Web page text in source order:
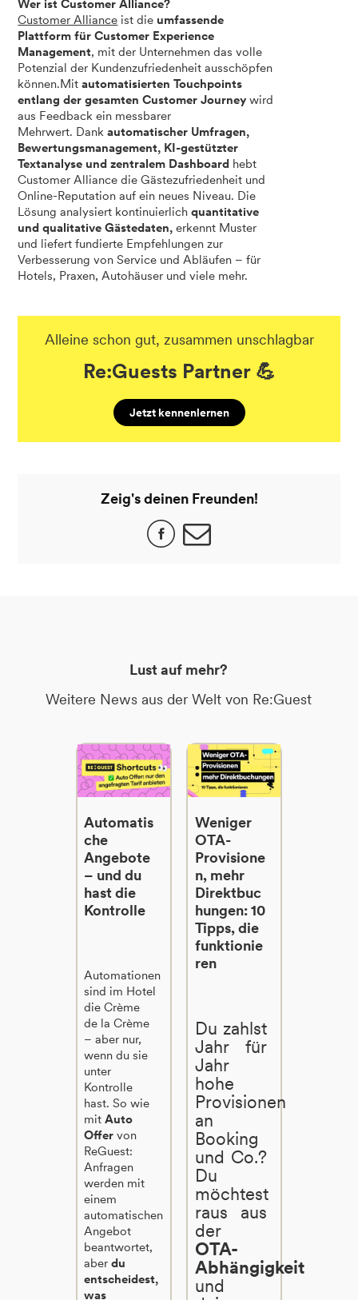
Wer ist Customer Alliance?
Customer Alliance ist die umfassende
Plattform für Customer Experience
Management, mit der Unternehmen das volle
Potenzial der Kundenzufriedenheit ausschöpfen
können.Mitautomatisierten Touchpoints
entlang der gesamten Customer Journeywird
aus Feedback ein messbarer
Mehrwert. Dankautomatischer Umfragen,
Bewertungsmanagement, KI-gestützter
Textanalyse und zentralem Dashboard hebt
Customer Alliance die Gästezufriedenheit und
Online-Reputation auf ein neues Niveau. Die
Lösung analysiert kontinuierlichquantitative
und qualitative Gästedaten, erkennt Muster
und liefert fundierte Empfehlungen zur
Verbesserung von Service und Abläufen – für
Hotels, Praxen, Autohäuser und viele mehr.
Alleine schon gut, zusammen unschlagbar
Re:Guests Partner 💪
Jetzt kennenlernen
Zeig's deinen Freunden!
Lust auf mehr?
Weitere News aus der Welt von Re:Guest
Automatis
che
Angebote
– und du
hast die
Kontrolle
Automationen
sind im Hotel
die Crème
de la Crème
– aber nur,
wenn du sie
unter
Kontrolle
hast. So wie
mitAuto
Offer von
ReGuest:
Anfragen
werden mit
einem
automatischen
Angebot
beantwortet,
aberdu
entscheidest,
was
Weniger
OTA-
Provisione
n, mehr
Direktbuc
hungen: 10
Tipps, die
funktionie
ren
Du zahlst
Jahr für
Jahr
hohe
Provisionen
an
Booking
und Co.?
Du
möchtest
raus aus
der
OTA-
Abhängigkeit
und